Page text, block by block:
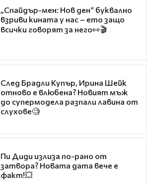
„Спайдър-мен: Нов ден“ буквално
взриви кината у нас – ето защо
всички говорят за него👀🎬
След Брадли Купър, Ирина Шейк
отново е влюбена? Новият мъж
до супермодела разпали лавина от
слухове🧐
Пи Диди излиза по-рано от
затвора? Новата дата вече е
факт!💥